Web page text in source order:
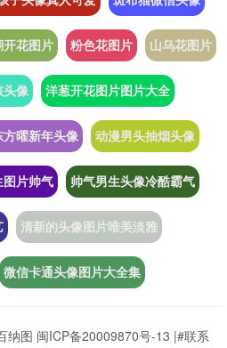
开花图片 粉色花图片 山乌花图片
头像 洋葱开花图片图片大全
方曜新年头像 动漫男头抽烟头像
图片帅气 帅气男生头像冷酷霸气
清新的头像图片唯美淡雅
微信卡通头像图片大全集
纳图 闽ICP备20009870号-13 |#联系